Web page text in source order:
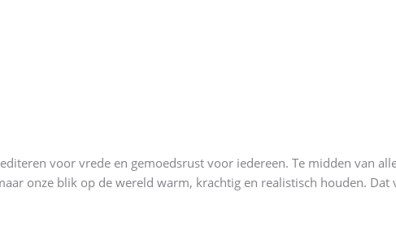
voor vrede en gemoedsrust voor iedereen. Te midden van
onze blik op de wereld warm, krachtig en realistisch houden. Dat